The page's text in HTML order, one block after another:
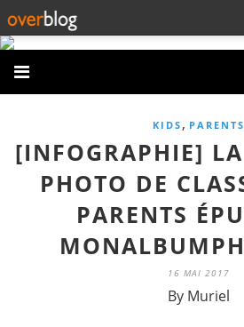
KIDS , PARENTS
[INFOGRAPHIE]
PHOTO DE
PARENTS
16 MAI 2017
By Muriel